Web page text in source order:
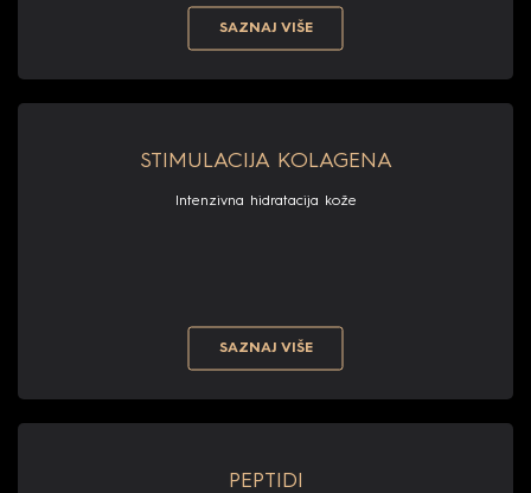
SAZNAJ VIŠE
STIMULACIJA KOLAGENA
Intenzivna hidratacija kože
SAZNAJ VIŠE
PEPTIDI